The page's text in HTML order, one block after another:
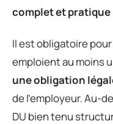
complet et pratique
Il est obligatoire
emploient au moins
une obligation
de l’employeur. Au-
DU bien tenu